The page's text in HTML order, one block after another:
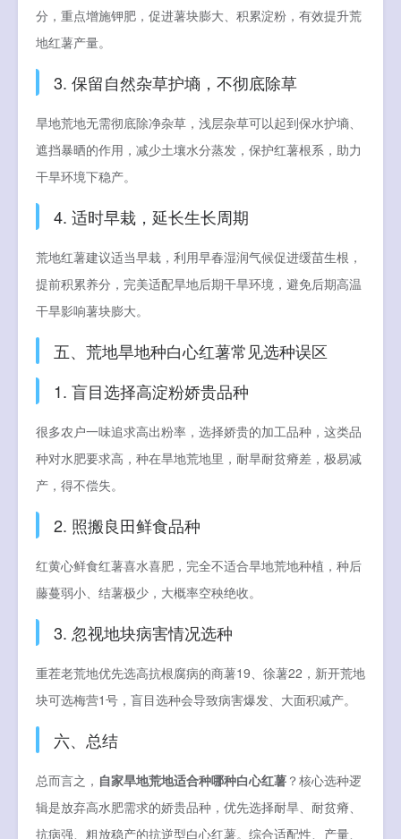
分，重点增施钾肥，促进薯块膨大、积累淀粉，有效提升荒
地红薯产量。
3. 保留自然杂草护墒，不彻底除草
旱地荒地无需彻底除净杂草，浅层杂草可以起到保水护墒、
遮挡暴晒的作用，减少土壤水分蒸发，保护红薯根系，助力
干旱环境下稳产。
4. 适时早栽，延长生长周期
荒地红薯建议适当早栽，利用早春湿润气候促进缓苗生根，
提前积累养分，完美适配旱地后期干旱环境，避免后期高温
干旱影响薯块膨大。
五、荒地旱地种白心红薯常见选种误区
1. 盲目选择高淀粉娇贵品种
很多农户一味追求高出粉率，选择娇贵的加工品种，这类品
种对水肥要求高，种在旱地荒地里，耐旱耐贫瘠差，极易减
产，得不偿失。
2. 照搬良田鲜食品种
红黄心鲜食红薯喜水喜肥，完全不适合旱地荒地种植，种后
藤蔓弱小、结薯极少，大概率空秧绝收。
3. 忽视地块病害情况选种
重茬老荒地优先选高抗根腐病的商薯19、徐薯22，新开荒地
块可选梅营1号，盲目选种会导致病害爆发、大面积减产。
六、总结
总而言之， 自家旱地荒地适合种哪种白心红薯 ？核心选种逻
辑是放弃高水肥需求的娇贵品种，优先选择耐旱、耐贫瘠、
抗病强、粗放稳产的抗逆型白心红薯。综合适配性、产量、